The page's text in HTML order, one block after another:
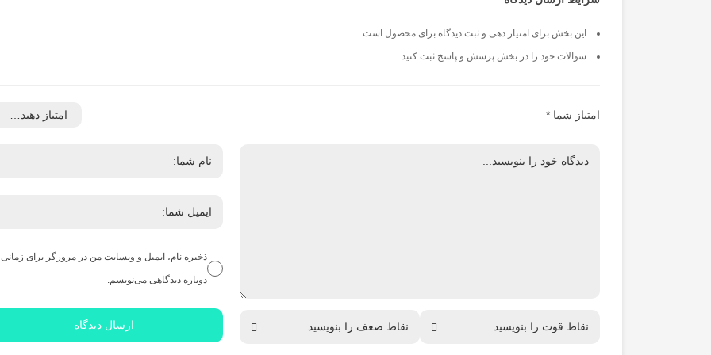
این بخش برای امتیاز دهی و ثبت دیدگاه برای محصول است.
سوالات خود را در بخش پرسش و پاسخ ثبت کنید.
امتیاز شما*
ذخیره نام، ایمیل و وبسایت من در مرورگر برای
دوباره دیدگاهی می‌نویسم.